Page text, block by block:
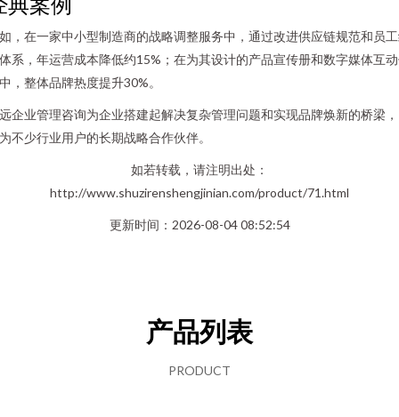
，在一家中小型制造商的战略调整服务中，通过改进供应链规范和员
系，年运营成本降低约15%；在为其设计的产品宣传册和数字媒体互
，整体品牌热度提升30%。
企业管理咨询为企业搭建起解决复杂管理问题和实现品牌焕新的桥梁
不少行业用户的长期战略合作伙伴。
如若转载，请注明出处：
http://www.shuzirenshengjinian.com/product/71.html
更新时间：2026-08-04 08:52:54
产品列表
PRODUCT